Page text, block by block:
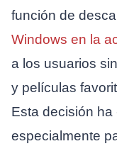
función de
Windows en la
a los usuarios
y películas
Esta decisión
especialmente